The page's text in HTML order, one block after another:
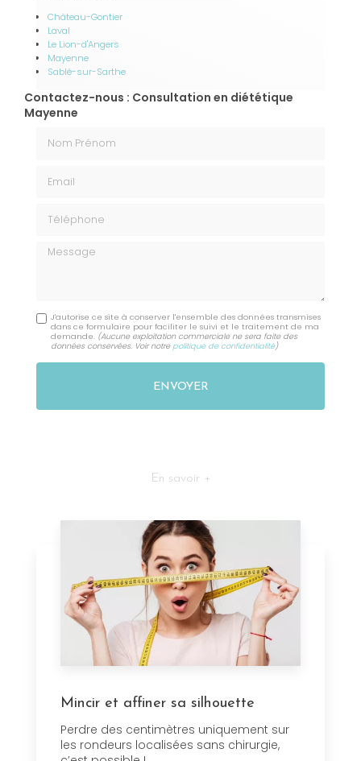
Château-Gontier
Laval
Le Lion-d'Angers
Mayenne
Sablé-sur-Sarthe
Contactez-nous : Consultation en diététique
Mayenne
Message
J'autorise ce site à conserver l'ensemble des données transmises
dans ce formulaire pour faciliter le suivi et le traitement de ma
demande. (Aucune exploitation commerciale ne sera faite des
données conservées. Voir notre politique de confidentialité)
En savoir +
Mincir et affiner sa silhouette
Perdre des centimètres uniquement sur
les rondeurs localisées sans chirurgie,